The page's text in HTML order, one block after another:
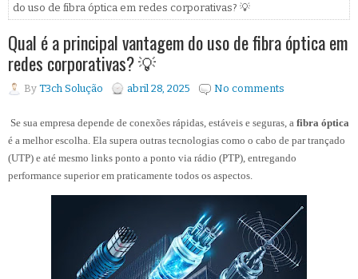
do uso de fibra óptica em redes corporativas? 💡
Qual é a principal vantagem do uso de fibra óptica em
redes corporativas? 💡
By T3ch Solução abril 28, 2025 No comments
Se sua empresa depende de conexões rápidas, estáveis e seguras, a fibra óptica
é a melhor escolha. Ela supera outras tecnologias como o cabo de par trançado
(UTP) e até mesmo links ponto a ponto via rádio (PTP), entregando
performance superior em praticamente todos os aspectos.